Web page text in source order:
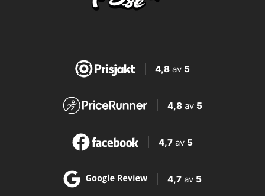
4,8av 5
4,8 av 5
4,7 av 5
4,7 av 5